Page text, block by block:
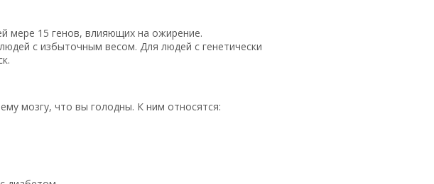
мере 15 генов, влияющих на ожирение.
с избыточным весом. Для людей с генетически
мозгу, что вы голодны. К ним относятся: